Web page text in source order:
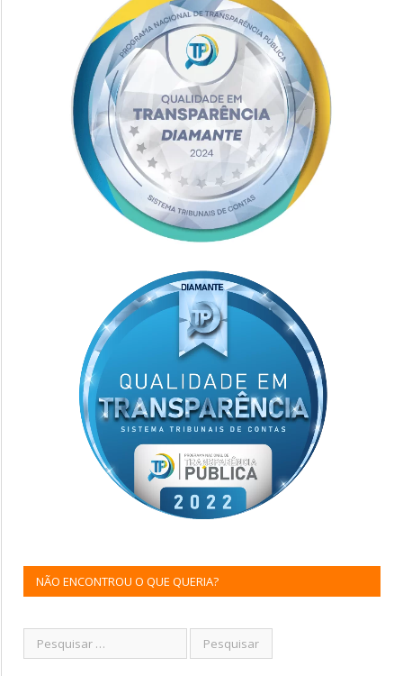
NÃO ENCONTROU O QUE QUERIA?